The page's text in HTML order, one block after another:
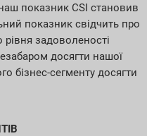
показник CSI становив
показник свідчить про
рівня задоволеності
досягти нашої
бізнес-сегменту досягти